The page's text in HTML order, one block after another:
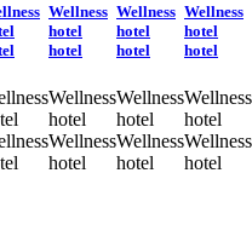
Wellness
hotel
hotel
Wellness
hotel
Wellness
hotel
Wellness
hotel
hotel
Wellness
hotel
Wellness
hotel
Wellness
hotel
hotel
Wellness
hotel
Wellness
hotel